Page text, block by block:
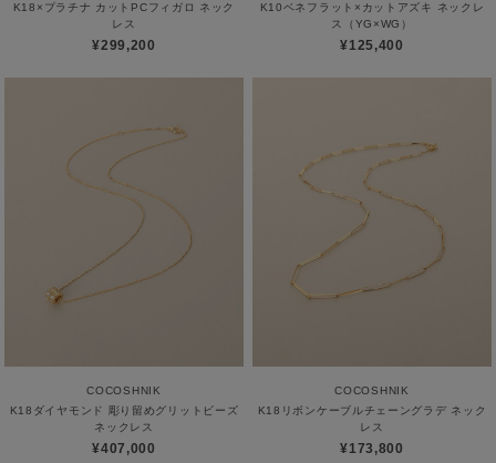
K18×プラチナ カットPCフィガロ ネック
レス
¥299,200
K10ベネフラット×カットアズキ ネックレ
ス（YG×WG）
¥125,400
COCOSHNIK
K18ダイヤモンド 彫り留めグリットビーズ
ネックレス
¥407,000
COCOSHNIK
K18リボンケーブルチェーングラデ ネック
レス
¥173,800